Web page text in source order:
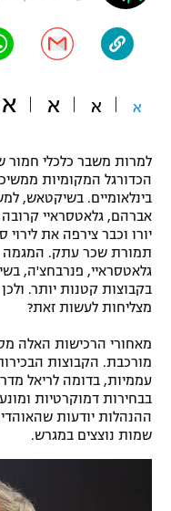
"מחצית בשכונה" –
תקנון עבור פעילות
תקנון עבור פעילות ספורט 1 –
גיימינג E-Sports
תנאי שימוש
תקנון פעילות ספורט 1
רשיון להקרנה פומבית
הצטרפות לחבילת
אופניים
פוטבול אמריקאי NFL
בייסבול MLB
ספורט אתגרי
אומנויות לחימה
גיימינג E-Sports
א א א א
למרות משבר כלכלי חמור
הכדורגל המקומיות
בינלאומיים. בשיקטאש,
יורו וכבר צירפה את
תמורת שכר עתק. המגמה
גלאטסראיי, פנרבחצ'ה,
בקבוצות קטנות יותר.
מצליחות לעשות זאת?
מאחורי הרכישות האלה
מורכבת. הקבוצות
עממיות, בדומה לריאל
בבחירות דמוקרטיות
ההנהלות יודעות
שמות נוצצים במגרש.